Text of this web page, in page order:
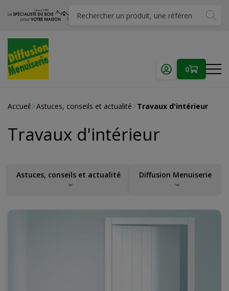
0
Accueil Astuces, conseils et actualité Travaux d'intérieur
Travaux d'intérieur
Astuces, conseils et actualité Diffusion Menuiserie